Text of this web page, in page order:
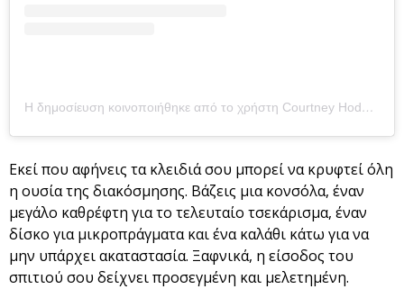
Η δημοσίευση κοινοποιήθηκε από το χρήστη Courtney Hodgson- The Hodgson Home (@courtneyamyhodgson)
Εκεί που αφήνεις τα κλειδιά σου μπορεί να κρυφτεί όλη
η ουσία της διακόσμησης. Βάζεις μια κονσόλα, έναν
μεγάλο καθρέφτη για το τελευταίο τσεκάρισμα, έναν
δίσκο για μικροπράγματα και ένα καλάθι κάτω για να
μην υπάρχει ακαταστασία. Ξαφνικά, η είσοδος του
σπιτιού σου δείχνει προσεγμένη και μελετημένη.